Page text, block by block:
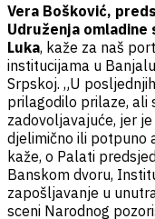
Vera Bošković,
Udruženja
Luka, kaže za naš
institucijama u
Srpskoj. „U
prilagodilo prilaze, ali
zadovoljavajuće, jer
djelimično ili potpuno
kaže, o Palati
Banskom dvoru,
zapošljavanje u
sceni Narodnog